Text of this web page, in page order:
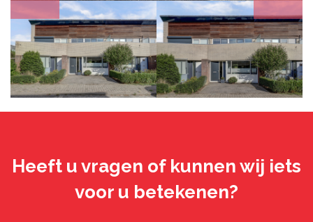
Heeft u vragen of kunnen wij iets
voor u betekenen?